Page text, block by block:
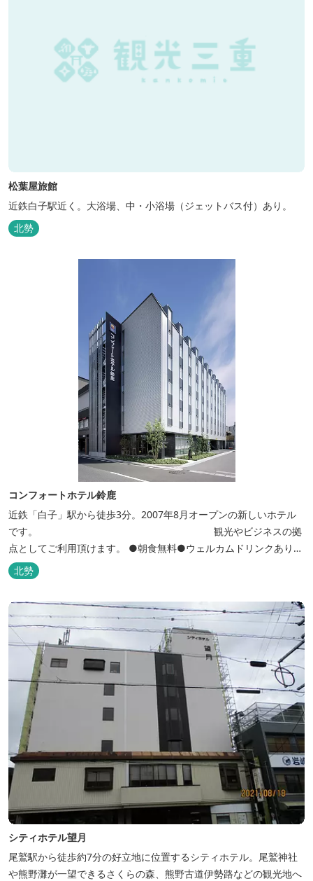
松葉屋旅館
近鉄白子駅近く。大浴場、中・小浴場（ジェットバス付）あり。
北勢
コンフォートホテル鈴鹿
近鉄「白子」駅から徒歩3分。2007年8月オープンの新しいホテル
です。 観光やビジネスの拠
点としてご利用頂けます。 ●朝食無料●ウェルカムドリンクあり●
全館無線ＬＡＮ対応● ●バリアフリー対応のユニバーサルルームあ
り●
北勢
シティホテル望月
尾鷲駅から徒歩約7分の好立地に位置するシティホテル。尾鷲神社
や熊野灘が一望できるさくらの森、熊野古道伊勢路などの観光地へ